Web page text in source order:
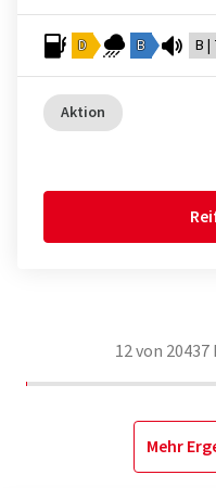
D B B |
Aktion
12von 20437
Mehr